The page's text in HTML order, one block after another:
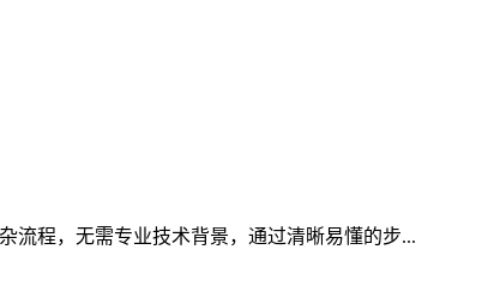
流程，无需专业技术背景，通过清晰易懂的步...